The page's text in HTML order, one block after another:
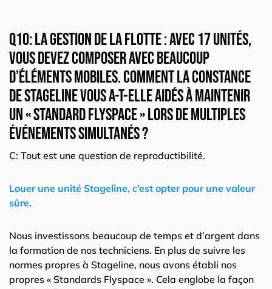
Q10: La gestion de la flotte : Avec 17 unités,
vous devez composer avec beaucoup
d’éléments mobiles. Comment la constance
de Stageline vous a-t-elle aidés à maintenir
un « Standard Flyspace » lors de multiples
événements simultanés ?
C: Tout est une question de reproductibilité.
Louer une unité Stageline, c’est opter pour une valeur
sûre.
Nous investissons beaucoup de temps et d’argent dans
la formation de nos techniciens. En plus de suivre les
normes propres à Stageline, nous avons établi nos
propres « Standards Flyspace ». Cela englobe la façon